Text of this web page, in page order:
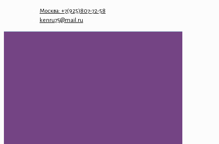
Москва: +7(925)807-72-58
kenru75@mail.ru